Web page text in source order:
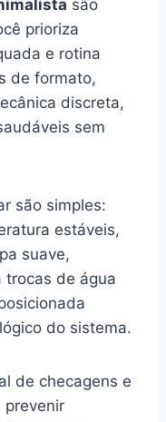
são
prioriza
e rotina
de formato,
discreta,
sem
são simples:
estáveis,
suave,
trocas de água
do sistema.
de checagens e
prevenir